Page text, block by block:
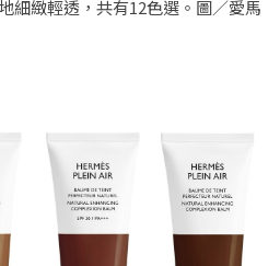
細緻輕透，共有12色選。圖／愛馬